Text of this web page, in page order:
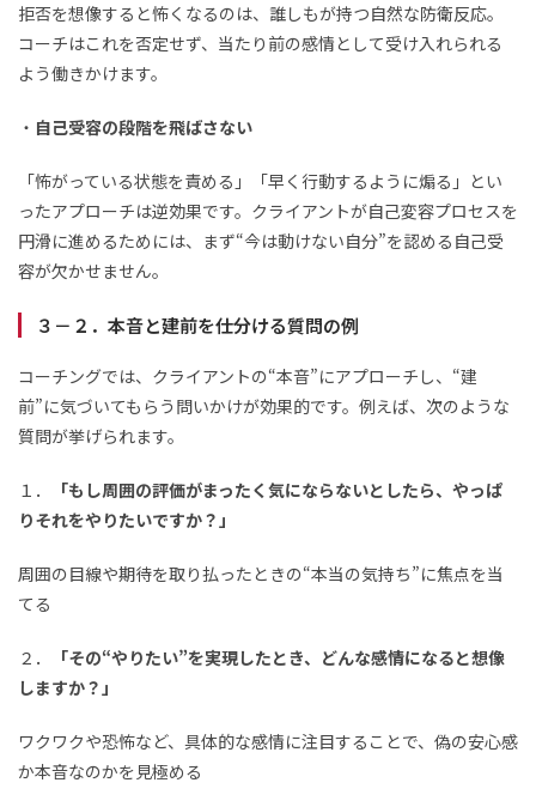
拒否を想像すると怖くなるのは、誰しもが持つ自然な防衛反応。
コーチはこれを否定せず、当たり前の感情として受け入れられる
よう働きかけます。
・ 自己受容の段階を飛ばさない
「怖がっている状態を責める」「早く行動するように煽る」とい
ったアプローチは逆効果です。クライアントが自己変容プロセスを
円滑に進めるためには、まず“今は動けない自分”を認める自己受
容が欠かせません。
３－２．本音と建前を仕分ける質問の例
コーチングでは、クライアントの“本音”にアプローチし、“建
前”に気づいてもらう問いかけが効果的です。例えば、次のような
質問が挙げられます。
１．
「もし周囲の評価がまったく気にならないとしたら、やっぱ
りそれをやりたいですか？」
周囲の目線や期待を取り払ったときの“本当の気持ち”に焦点を当
てる
２．
「その“やりたい”を実現したとき、どんな感情になると想像
しますか？」
ワクワクや恐怖など、具体的な感情に注目することで、偽の安心感
か本音なのかを見極める